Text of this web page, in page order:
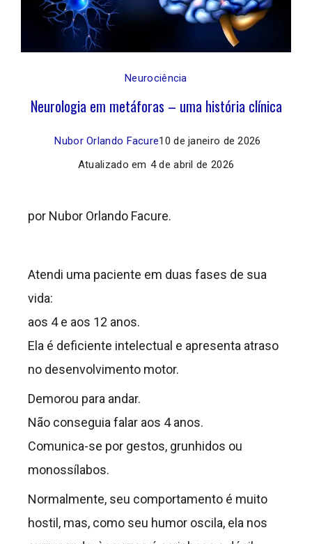
Neurociência
Neurologia em metáforas – uma história clínica
Nubor Orlando Facure10 de janeiro de 2026
Atualizado em 4 de abril de 2026
por Nubor Orlando Facure.
Atendi uma paciente em duas fases de sua
vida:
aos 4 e aos 12 anos.
Ela é deficiente intelectual e apresenta atraso
no desenvolvimento motor.
Demorou para andar.
Não conseguia falar aos 4 anos.
Comunica-se por gestos, grunhidos ou
monossílabos.
Normalmente, seu comportamento é muito
hostil, mas, como seu humor oscila, ela nos